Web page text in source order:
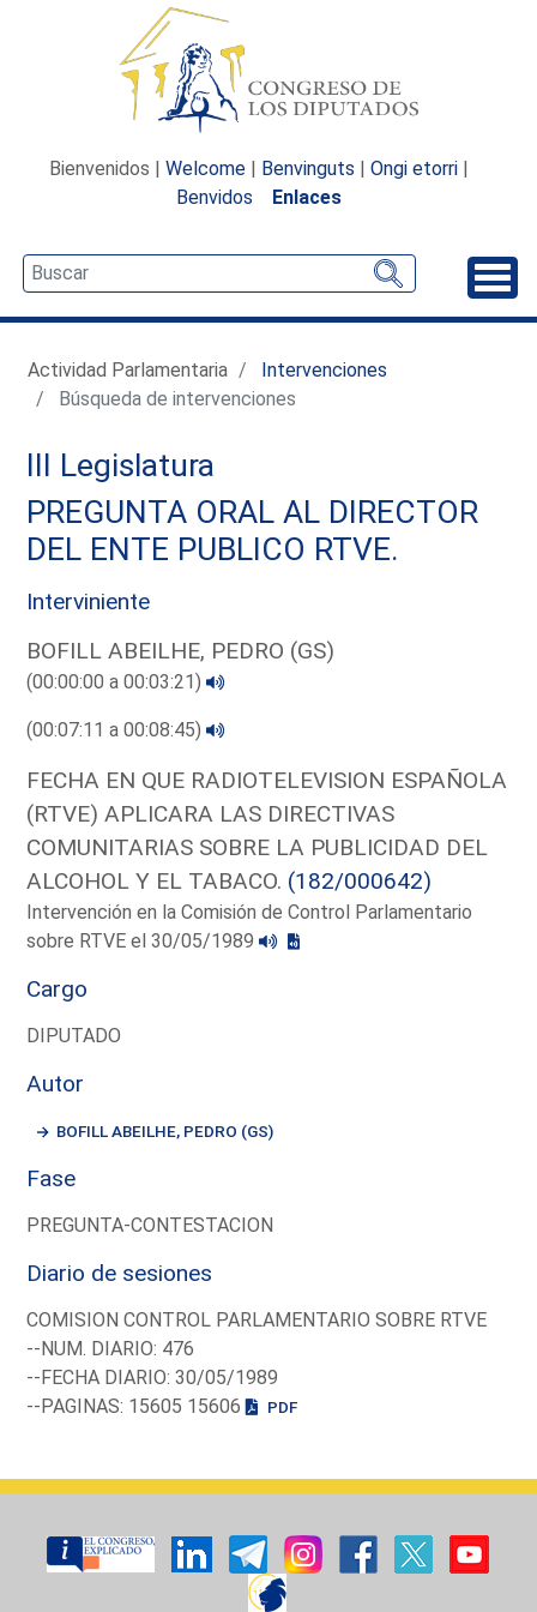
Bienvenidos | Welcome | Benvinguts | Ongi etorri |
Benvidos
Enlaces
Actividad Parlamentaria
Intervenciones
Búsqueda de intervenciones
III Legislatura
PREGUNTA ORAL AL DIRECTOR
DEL ENTE PUBLICO RTVE.
Interviniente
BOFILL ABEILHE, PEDRO (GS)
(00:00:00 a 00:03:21)
(00:07:11 a 00:08:45)
FECHA EN QUE RADIOTELEVISION ESPAÑOLA
(RTVE) APLICARA LAS DIRECTIVAS
COMUNITARIAS SOBRE LA PUBLICIDAD DEL
ALCOHOL Y EL TABACO. (182/000642)
Intervención en la Comisión de Control Parlamentario
sobre RTVE el 30/05/1989
Cargo
DIPUTADO
Autor
BOFILL ABEILHE, PEDRO (GS)
Fase
PREGUNTA-CONTESTACION
Diario de sesiones
COMISION CONTROL PARLAMENTARIO SOBRE RTVE
--NUM. DIARIO: 476
--FECHA DIARIO: 30/05/1989
--PAGINAS: 15605 15606
PDF